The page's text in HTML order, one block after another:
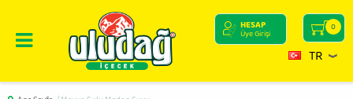
0
HESAP
Üye Girişi
TR